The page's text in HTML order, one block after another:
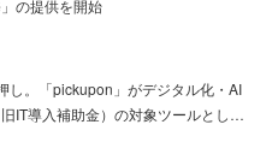
」の提供を開始
し。「pickupon」がデジタル化・AI
IT導入補助金）の対象ツールとし…